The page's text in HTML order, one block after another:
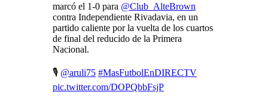
marcó el 1-0 para @Club_AlteBrown
contra Independiente Rivadavia, en un
partido caliente por la vuelta de los cuartos
de final del reducido de la Primera
Nacional.
🎙️ @aruli75 #MasFutbolEnDIRECTV
pic.twitter.com/DOPQbbFsjP